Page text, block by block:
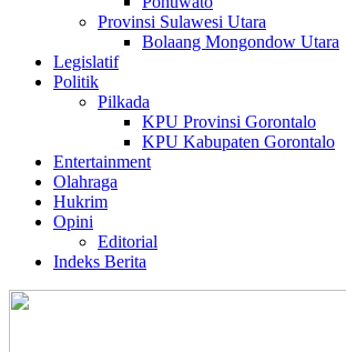
Provinsi Sulawesi Utara
Bolaang Mongondow Utara
Legislatif
Politik
Pilkada
KPU Provinsi Gorontalo
KPU Kabupaten Gorontalo
Entertainment
Olahraga
Hukrim
Opini
Editorial
Indeks Berita